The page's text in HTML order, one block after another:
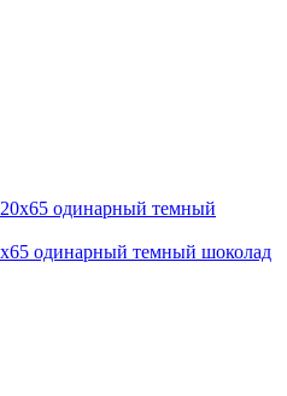
одинарный темный шоколад